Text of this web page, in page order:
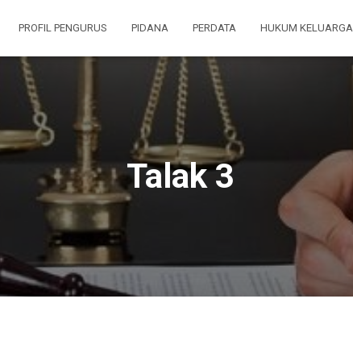
PROFIL PENGURUS PIDANA PERDATA HUKUM KELUARGA
Talak 3